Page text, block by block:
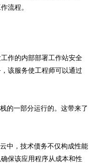
流程。
作的内部部署工作站安全
该服务使工程师可以通过
的一部分运行的。这带来了
中，技术债务不仅构成性能
保该应用程序从成本和性